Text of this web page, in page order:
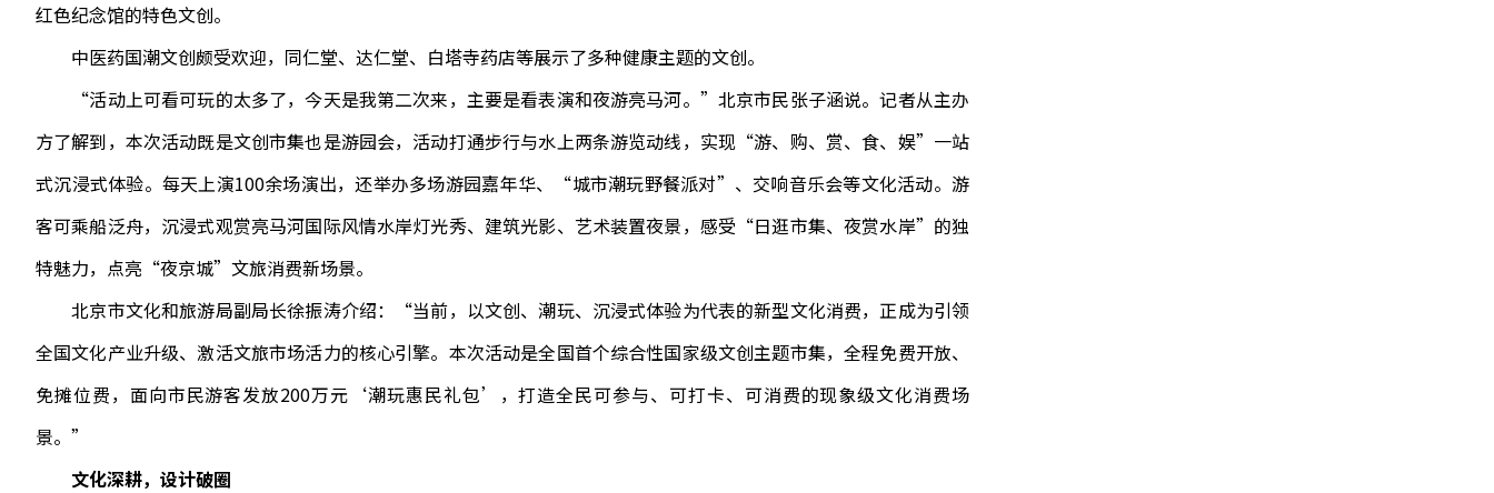
红色纪念馆的特色文创。
中医药国潮文创颇受欢迎，同仁堂、达仁堂、白塔寺药店等展示了多种健康主题的文创。
“活动上可看可玩的太多了，今天是我第二次来，主要是看表演和夜游亮马河。”北京市民张子涵说。记者从主办
方了解到，本次活动既是文创市集也是游园会，活动打通步行与水上两条游览动线，实现“游、购、赏、食、娱”一站
式沉浸式体验。每天上演100余场演出，还举办多场游园嘉年华、“城市潮玩野餐派对”、交响音乐会等文化活动。游
客可乘船泛舟，沉浸式观赏亮马河国际风情水岸灯光秀、建筑光影、艺术装置夜景，感受“日逛市集、夜赏水岸”的独
特魅力，点亮“夜京城”文旅消费新场景。
北京市文化和旅游局副局长徐振涛介绍：“当前，以文创、潮玩、沉浸式体验为代表的新型文化消费，正成为引领
全国文化产业升级、激活文旅市场活力的核心引擎。本次活动是全国首个综合性国家级文创主题市集，全程免费开放、
免摊位费，面向市民游客发放200万元‘潮玩惠民礼包’，打造全民可参与、可打卡、可消费的现象级文化消费场
景。”
文化深耕，设计破圈